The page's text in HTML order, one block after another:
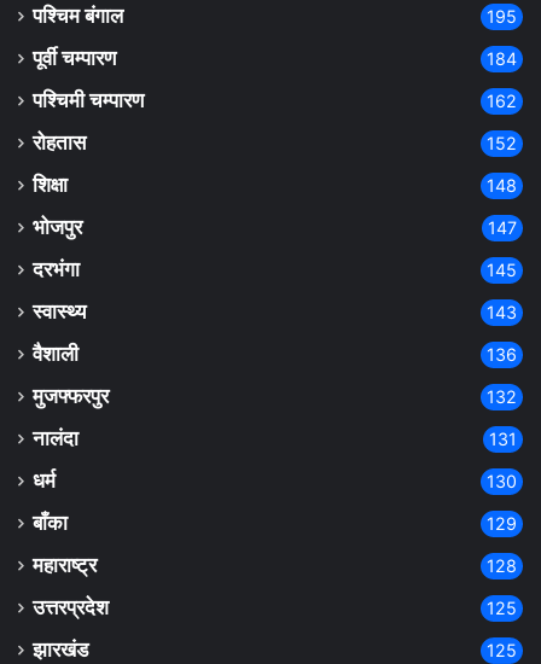
पश्चिम बंगाल 195
पूर्वी चम्पारण 184
पश्चिमी चम्पारण 162
रोहतास 152
शिक्षा 148
भोजपुर 147
दरभंगा 145
स्वास्थ्य 143
वैशाली 136
मुजफ्फरपुर 132
नालंदा 131
धर्म 130
बाँका 129
महाराष्ट्र 128
उत्तरप्रदेश 125
झारखंड 125